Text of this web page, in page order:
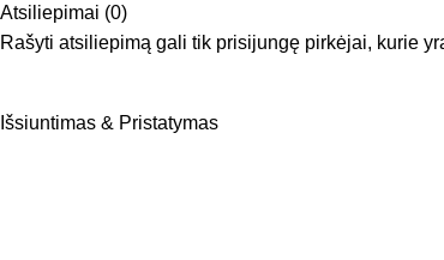
Atsiliepimai (0)
Rašyti atsiliepimą gali tik prisijungę pirkėjai, kurie
Išsiuntimas & Pristatymas